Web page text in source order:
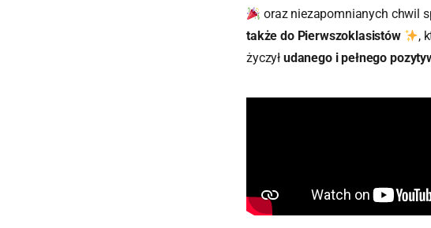
oraz niezapomnianych chwil
także do Pierwszoklasistów
,
życzył udanego i pełnego